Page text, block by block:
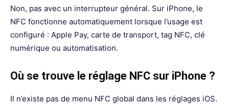
Non, pas avec un interrupteur général. Sur iPhone, le
NFC fonctionne automatiquement lorsque l’usage est
configuré : Apple Pay, carte de transport, tag NFC, clé
numérique ou automatisation.
Où se trouve le réglage NFC sur iPhone ?
Il n’existe pas de menu NFC global dans les réglages iOS.